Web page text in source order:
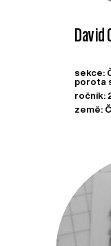
David
sekce:
porota
ročník:
země: